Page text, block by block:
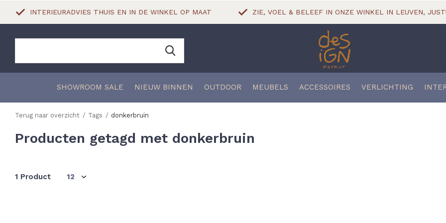
SHOWROOM SALE NIEUW BINNEN OUTDOOR MEUBELS ACCESSOIRES VERLICHTING
INTERIEURADVIES THUIS EN IN DE WINKEL OP MAAT ZIE, VOEL & BELEEF IN ONZE WINKEL IN LEUVEN,
Terug naar overzicht Tags donkerbruin
Producten getagd met donkerbruin
1 Product